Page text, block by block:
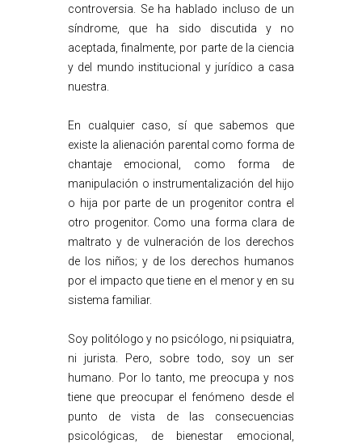
controversia. Se ha hablado incluso de un
síndrome, que ha sido discutida y no
aceptada, finalmente, por parte de la ciencia
y del mundo institucional y jurídico a casa
nuestra.
En cualquier caso, sí que sabemos que
existe la alienación parental como forma de
chantaje emocional, como forma de
manipulación o instrumentalización del hijo
o hija por parte de un progenitor contra el
otro progenitor. Como una forma clara de
maltrato y de vulneración de los derechos
de los niños; y de los derechos humanos
por el impacto que tiene en el menor y en su
sistema familiar.
Soy politólogo y no psicólogo, ni psiquiatra,
ni jurista. Pero, sobre todo, soy un ser
humano. Por lo tanto, me preocupa y nos
tiene que preocupar el fenómeno desde el
punto de vista de las consecuencias
psicológicas, de bienestar emocional,